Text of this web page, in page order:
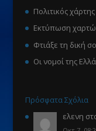
Πολιτικός
Εκτύπωση
Φτιάξε τη δική
Οι νομοί της
Πρόσφατα Σχόλια
ελενη